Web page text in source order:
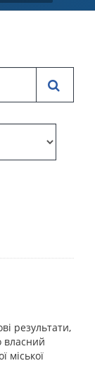
результати,
власний
міської